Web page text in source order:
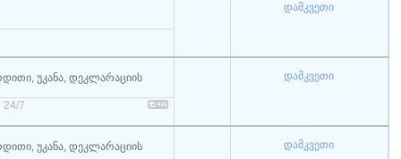
დამკვეთი
უკანა, დეკლარაციის დამკვეთი
24/7
უკანა, დეკლარაციის დამკვეთი